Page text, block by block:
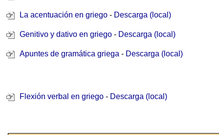
La acentuación en griego - Descarga (local)
Genitivo y dativo en griego - Descarga (local)
Apuntes de gramática griega - Descarga (local)
Flexión verbal en griego - Descarga (local)